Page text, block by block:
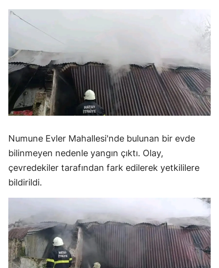
Numune Evler Mahallesi'nde bulunan bir evde
bilinmeyen nedenle yangın çıktı. Olay,
çevredekiler tarafından fark edilerek yetkililere
bildirildi.